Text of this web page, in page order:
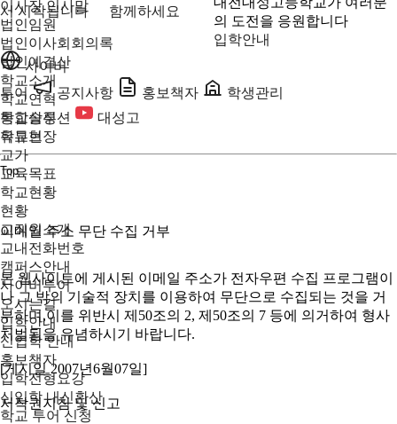
이사장 인사말
법인임원
법인이사회회의록
법인예결산
학교소개
학교연혁
학교상징
학교헌장
교가
교육목표
학교현황
현황
교직원소개
교내전화번호
캠퍼스안내
사이버투어
오시는길
입학안내
신입학 안내
홍보책자
입학전형요강
신입학 내신환산
학교 투어 신청
서 시작됩니다 함께하세요
의 도전을 응원합니다
입학안내
사이버
투어
공지사항 홍보책자
학생관리
통합솔루션
대성고
유튜브
Top
이메일 주소 무단 수집 거부
본 웹사이트에 게시된 이메일 주소가 전자우편 수집 프로그램이
나 그 밖의 기술적 장치를 이용하여 무단으로 수집되는 것을 거
부하며,이를 위반시 제50조의 2, 제50조의 7 등에 의거하여 형사
처벌됨을 유념하시기 바랍니다.
[게시일 2007년6월07일]
저작권지침 및 신고